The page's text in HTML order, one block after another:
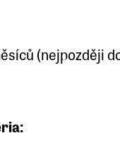
(nejpozději